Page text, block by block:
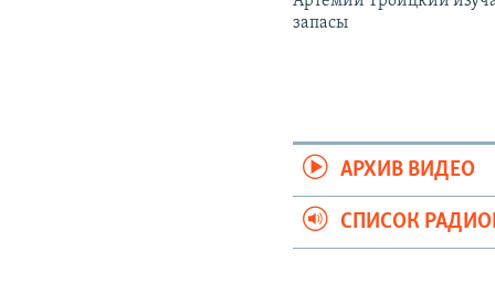
запасы
АРХИВ ВИДЕО
СПИСОК